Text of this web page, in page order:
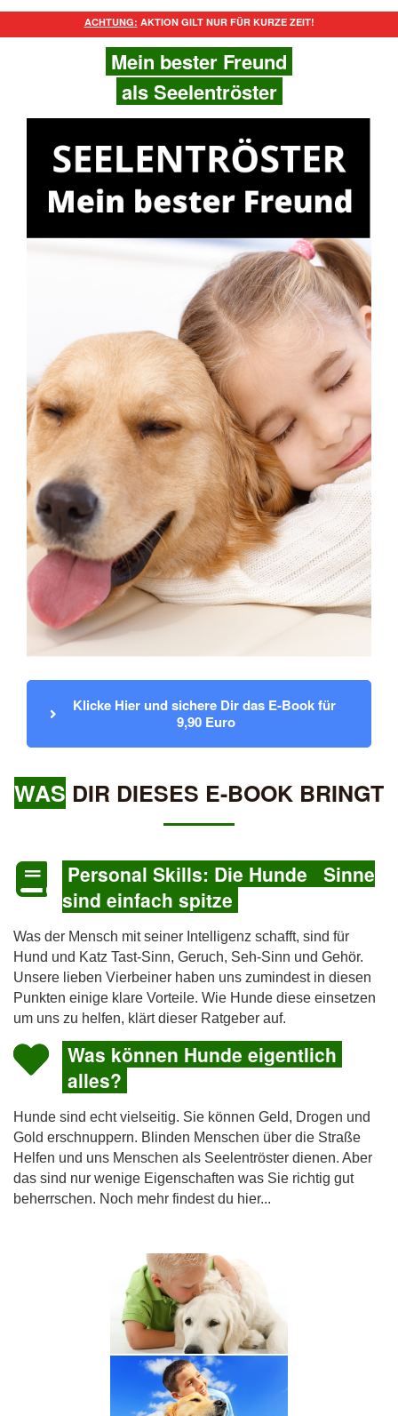
ACHTUNG: AKTION GILT NUR FÜR KURZE ZEIT!
Mein bester Freund
als Seelentröster
Klicke Hier und sichere Dir das E-Book für
9,90 Euro
WAS DIR DIESES E-BOOK BRINGT
Personal Skills: Die Hunde Sinne
sind einfach spitze
Was der Mensch mit seiner Intelligenz schafft, sind für
Hund und Katz Tast-Sinn, Geruch, Seh-Sinn und Gehör.
Unsere lieben Vierbeiner haben uns zumindest in diesen
Punkten einige klare Vorteile. Wie Hunde diese einsetzen
um uns zu helfen, klärt dieser Ratgeber auf.
Was können Hunde eigentlich
alles?
Hunde sind echt vielseitig. Sie können Geld, Drogen und
Gold erschnuppern. Blinden Menschen über die Straße
Helfen und uns Menschen als Seelentröster dienen. Aber
das sind nur wenige Eigenschaften was Sie richtig gut
beherrschen. Noch mehr findest du hier...